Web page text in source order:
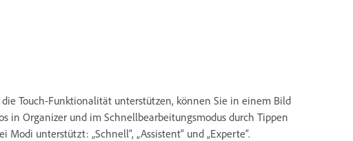
Touch-Funktionalität unterstützen, können Sie in einem Bild
in Organizer und im Schnellbearbeitungsmodus durch Tippen
unterstützt: „Schnell“, „Assistent“ und „Experte“.